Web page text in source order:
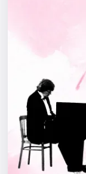
Рейтинги